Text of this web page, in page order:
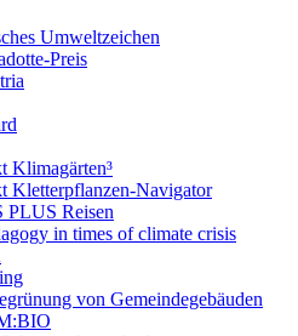
Umweltzeichen
Preis
Klimagärten³
Kletterpflanzen-Navigator
Reisen
in times of climate crisis
von Gemeindegebäuden